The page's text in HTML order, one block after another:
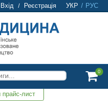
УКР / РУС
Вхід / Реєстрація
0
прайс-лист